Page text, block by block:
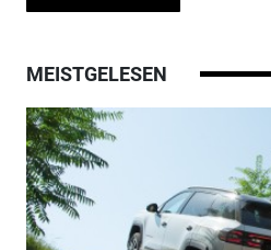
MEISTGELESEN